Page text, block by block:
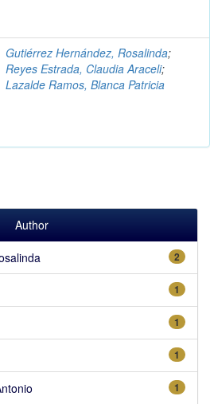
Gutiérrez Hernández, Rosalinda;
Reyes Estrada, Claudia Araceli;
Lazalde Ramos, Blanca Patricia
Author
2
1
1
1
1